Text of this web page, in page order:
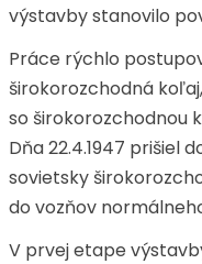
výstavby stanovilo
Práce rýchlo
širokorozchodná
so širokorozchodnou
Dňa 22.4.1947 prišiel
sovietsky
do vozňov
V prvej etape